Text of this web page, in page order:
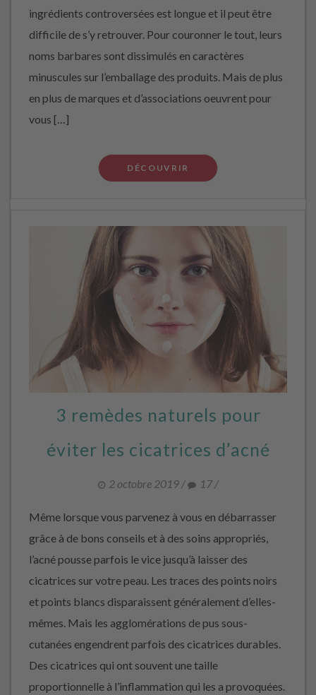
ingrédients controversées est longue et il peut être
difficile de s’y retrouver. Pour couronner le tout, leurs
noms barbares sont dissimulés en caractères
minuscules sur l’emballage des produits. Mais de plus
en plus de marques et d’associations oeuvrent pour
vous […]
DÉCOUVRIR
3 remèdes naturels pour
éviter les cicatrices d’acné
2 octobre 2019/ 17/
Même lorsque vous parvenez à vous en débarrasser
grâce à de bons conseils et à des soins appropriés,
l’acné pousse parfois le vice jusqu’à laisser des
cicatrices sur votre peau. Les traces des points noirs
et points blancs disparaissent généralement d’elles-
mêmes. Mais les agglomérations de pus sous-
cutanées engendrent parfois des cicatrices durables.
Des cicatrices qui ont souvent une taille
proportionnelle à l’inflammation qui les a provoquées.